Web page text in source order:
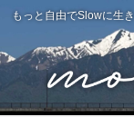
もっと自由でSlowに生